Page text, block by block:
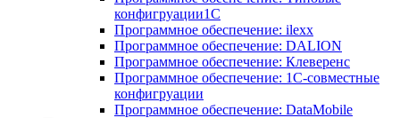
конфигруации1С
Программное обеспечение: ilexx
Программное обеспечение: DALION
Программное обеспечение: Клеверенс
Программное обеспечение: 1С-совместные
конфигруации
Программное обеспечение: DataMobile